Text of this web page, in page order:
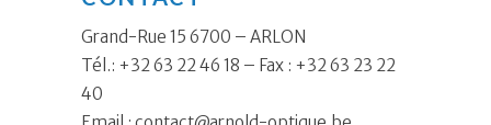
Grand-Rue 15 6700 – ARLON
Tél.: +32 63 22 46 18 – Fax : +32 63 23 22
40